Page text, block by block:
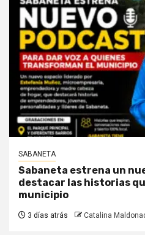
SABANETA
Sabaneta estrena un
destacar las historias
municipio
3 días atrás Catalina